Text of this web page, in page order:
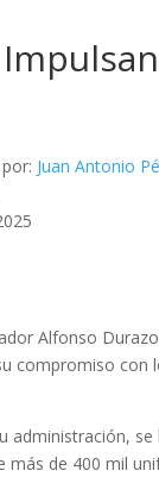
Juan Antonio
Alfonso
compromiso con
administración,
más de 400 mil